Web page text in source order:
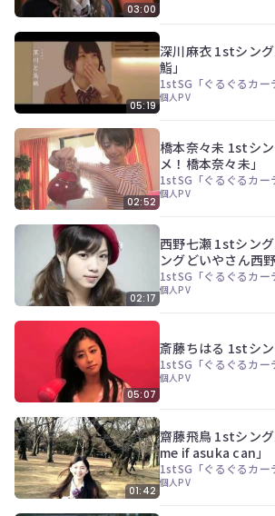
今
登
録
す
る
03:00
05:19
深川麻衣 1stシン
鮨」
1stSG「ぐるぐるカー
個人PV
02:52
橋本奈々未 1stシ
メ！橋本奈々未」
1stSG「ぐるぐるカー
個人PV
02:17
西野七瀬 1stシン
ングどいやさん西野
1stSG「ぐるぐるカー
個人PV
05:07
斎藤ちはる 1stシ
1stSG「ぐるぐるカー
個人PV
01:42
齋藤飛鳥 1stシン
me if asuka can」
1stSG「ぐるぐるカー
個人PV